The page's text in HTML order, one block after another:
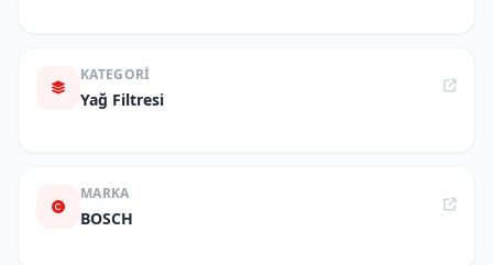
KATEGORI
Yağ Filtresi
MARKA
BOSCH